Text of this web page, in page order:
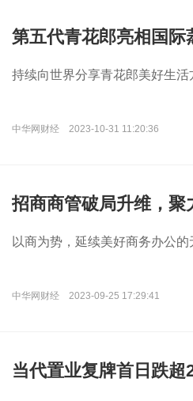
第五代青花郎亮相国际
持续向世界分享青花郎美好生活
中华网财经 2023-10-31 11:20:36
招商商管破局升维，聚
以商为势，延续美好商务办公的
中华网财经 2023-09-25 17:29:41
当代置业复牌首日跌